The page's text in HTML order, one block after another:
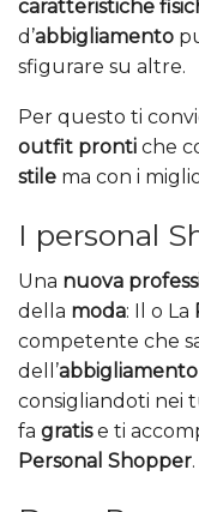
caratteristiche
d’abbigliamento
sfigurare su altre.
Per questo ti
outfit pronti che
stile ma con i
I personal
Una nuova
della moda: Il o La
competente che
dell’abbigliamento
consigliandoti nei
fa gratise ti
Personal Shopper.